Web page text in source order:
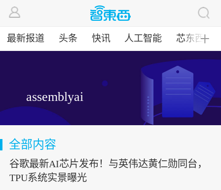
最新报道 头条 快讯 人工智能 芯东西╋
assemblyai
全部内容
谷歌最新AI芯片发布！与英伟达黄仁勋同台，
TPU系统实景曝光